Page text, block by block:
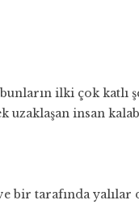
ilki çok katlı
insan
bir tarafında